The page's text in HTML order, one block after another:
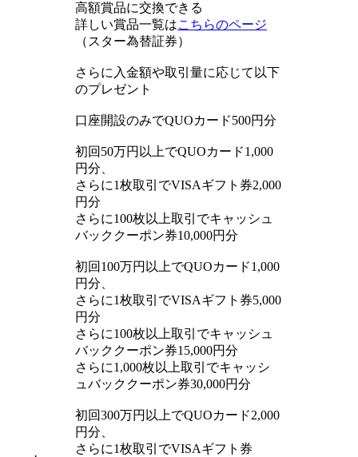
高額賞品に交換できる
詳しい賞品一覧はこちらのページ
（スター為替証券）
さらに入金額や取引量に応じて以下
のプレゼント
口座開設のみでQUOカード500円分
初回50万円以上でQUOカード1,000
円分、
さらに1枚取引でVISAギフト券2,000
円分
さらに100枚以上取引でキャッシュ
バッククーポン券10,000円分
初回100万円以上でQUOカード1,000
円分、
さらに1枚取引でVISAギフト券5,000
円分
さらに100枚以上取引でキャッシュ
バッククーポン券15,000円分
さらに1,000枚以上取引でキャッシ
ュバッククーポン券30,000円分
初回300万円以上でQUOカード2,000
円分、
さらに1枚取引でVISAギフト券